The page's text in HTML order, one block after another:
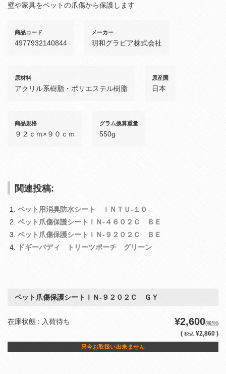
壁や家具をペットの爪傷から保護します
商品コード
4977932140844
メーカー
明和グラビア株式会社
原材料
アクリル系樹脂・ポリエステル樹脂
原産国
日本
商品規格
９２ｃｍ×９０ｃｍ
グラム換算重量
550g
関連投稿:
ペット用消臭防水シート ＩＮＴＵ‐１０
ペット爪傷保護シートＩＮ‐４６０２Ｃ ＢＥ
ペット爪傷保護シートＩＮ‐９２０２Ｃ ＢＥ
ドギーバディ トリーツポーチ グリーン
ペット爪傷保護シートＩＮ‐９２０２Ｃ ＧＹ
在庫状態 : 入荷待ち ¥2,600(税別)
( 税込 ¥2,860 )
只今お取扱い出来ません